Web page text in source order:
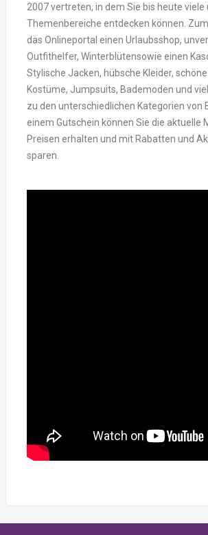
2007 vertreten, in dem Sie bis heute
Themenbereiche entdecken können.
das Onlineportal einen Urlaubsshop,
Outfithelfer, Winterblütensowie einen
Stylische Jacken, hübsche Kleider,
Kostüme, Jumpsuits, Bademoden und
zu den unterschiedlichen Kategorien von
einem Gutschein können Sie die aktuelle
Preisen erhalten und mit Rabatten und
sparen.